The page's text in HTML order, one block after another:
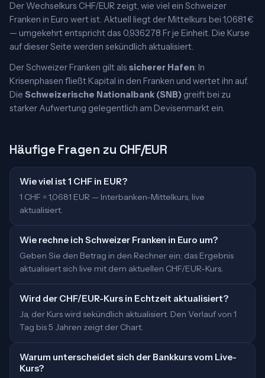
Der Wechselkurs CHF/EUR zeigt, wie viel ein Schweizer
Franken in Euro wert ist. Aktuell liegt der Mittelkurs bei 1,0681 €
— umgekehrt entspricht das 0,936278 Fr je Einheit. Die Kurse
auf dieser Seite werden sekündlich aktualisiert.
Der Schweizer Franken gilt als sicherer Hafen: In
Krisenphasen fließt Kapital in den Franken und wertet ihn auf.
Die Schweizerische Nationalbank (SNB) greift bei zu
starker Aufwertung gelegentlich am Devisenmarkt ein.
Häufige Fragen zu CHF/EUR
Wie viel ist 1 CHF in EUR?
1 CHF = 1,0681 EUR — Interbanken-Mittelkurs, live
aktualisiert.
Wie rechne ich Schweizer Franken in Euro um?
Geben Sie den Betrag in den Rechner ein; das Ergebnis
aktualisiert sich live mit dem aktuellen CHF/EUR-Kurs.
Wird der CHF/EUR-Kurs in Echtzeit aktualisiert?
Ja, der Kurs wird sekündlich aktualisiert. Den Verlauf von 1
Tag bis 5 Jahren zeigt der Chart.
Warum unterscheidet sich der Bankkurs vom Live-
Kurs?